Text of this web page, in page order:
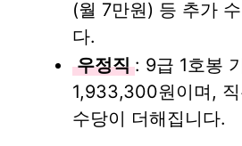
(월 7만원) 등 추가
다.
우정직 : 9급 1호봉
1,933,300원이며,
수당이 더해집니다.